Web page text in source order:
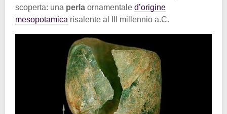
scoperta: una perla ornamentale d’origine
mesopotamica risalente al III millennio a.C.